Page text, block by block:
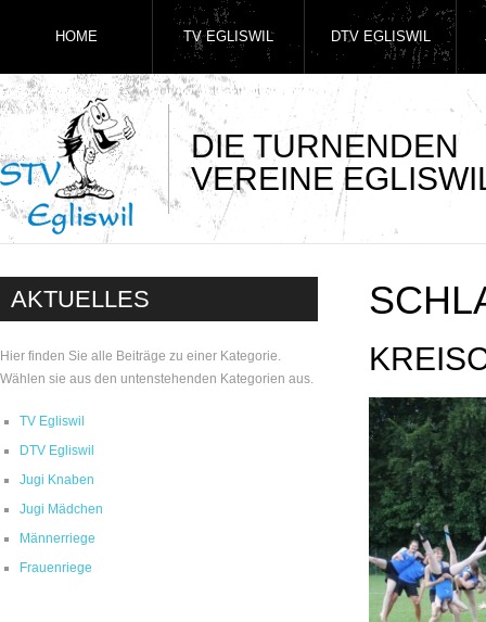
DIE TURNENDEN
VEREINE
HOME TV EGLISWIL DTV EGLISWIL
AKTUELLES
Hier finden Sie alle Beiträge zu einer Kategorie.
Wählen sie aus den untenstehenden Kategorien aus.
TV Egliswil
DTV Egliswil
Jugi Knaben
Jugi Mädchen
Männerriege
Frauenriege